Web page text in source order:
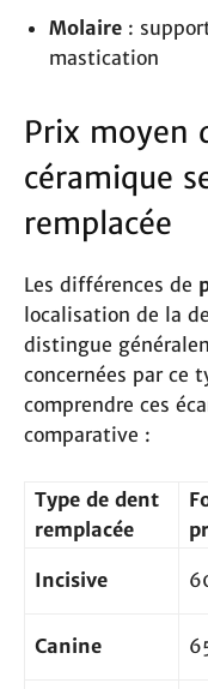
Molaire :
mastication
Prix moyen
céramique
remplacée
Les différences de
localisation de la
distingue
concernées par ce
comprendre ces
comparative :
Type de dent
remplacée
Incisive
Canine